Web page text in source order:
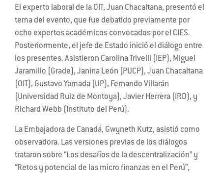
El experto laboral de la OIT, Juan Chacaltana, presentó el
tema del evento, que fue debatido previamente por
ocho expertos académicos convocados por el CIES.
Posteriormente, el jefe de Estado inició el diálogo entre
los presentes. Asistieron Carolina Trivelli (IEP), Miguel
Jaramillo (Grade), Janina León (PUCP), Juan Chacaltana
(OIT), Gustavo Yamada (UP), Fernando Villarán
(Universidad Ruiz de Montoya), Javier Herrera (IRD), y
Richard Webb (Instituto del Perú).
La Embajadora de Canadá, Gwyneth Kutz, asistió como
observadora. Las versiones previas de los diálogos
trataron sobre “Los desafíos de la descentralización” y
“Retos y potencial de las micro finanzas en el Perú”,